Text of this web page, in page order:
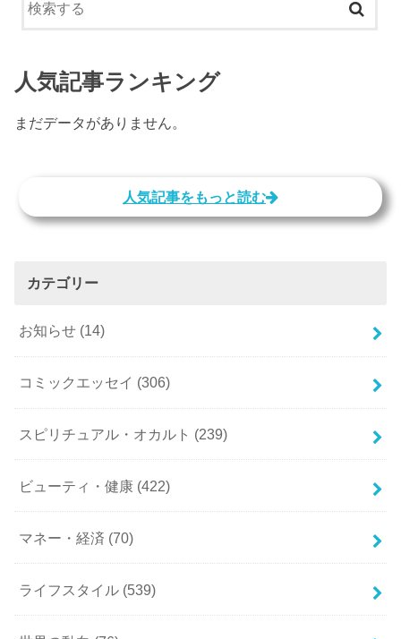
人気記事ランキング
まだデータがありません。
人気記事をもっと読む
カテゴリー
お知らせ (14)
コミックエッセイ (306)
スピリチュアル・オカルト (239)
ビューティ・健康 (422)
マネー・経済 (70)
ライフスタイル (539)